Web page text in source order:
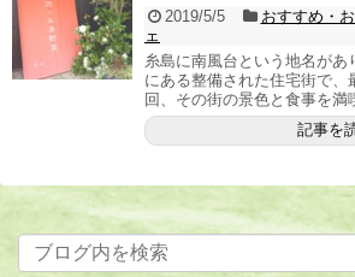
2019/5/5 おすすめ・
ェ
糸島に南風台という地名があ
にある整備された住宅街で
回、その街の景色と食事を満
記事を